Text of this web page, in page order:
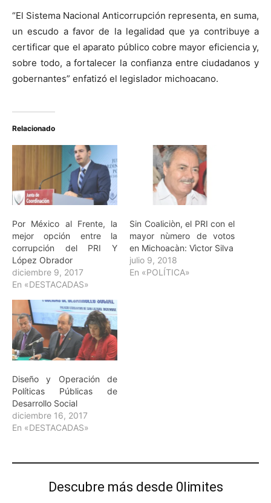
“El Sistema Nacional Anticorrupción representa, en suma,
un escudo a favor de la legalidad que ya contribuye a
certificar que el aparato público cobre mayor eficiencia y,
sobre todo, a fortalecer la confianza entre ciudadanos y
gobernantes” enfatizó el legislador michoacano.
Relacionado
Por México al Frente, la
mejor opción entre la
corrupción del PRI Y
López Obrador
diciembre 9, 2017
En «DESTACADAS»
Sin Coaliciòn, el PRI con el
mayor nùmero de votos
en Michoacàn: Vìctor Silva
julio 9, 2018
En «POLÍTICA»
Diseño y Operación de
Políticas Públicas de
Desarrollo Social
diciembre 16, 2017
En «DESTACADAS»
Descubre más desde 0limites